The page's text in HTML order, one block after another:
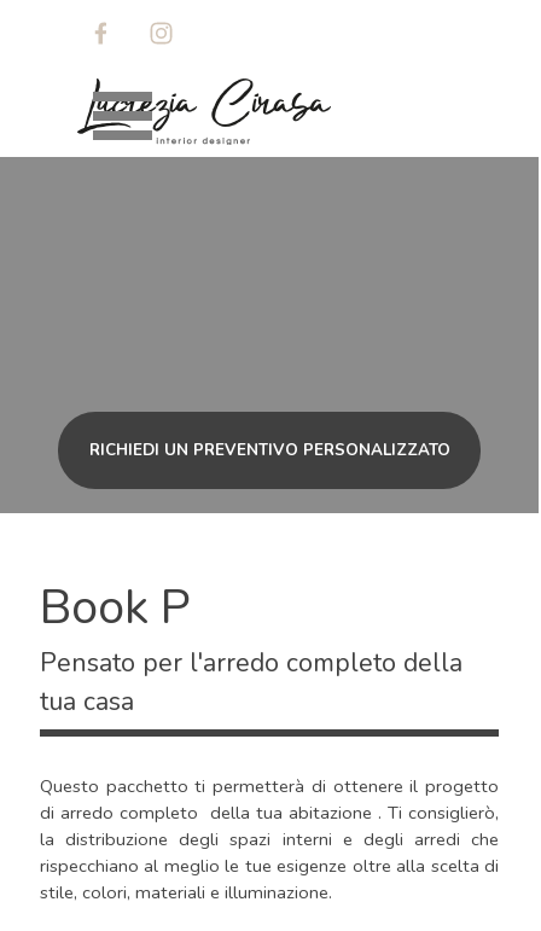
RICHIEDI UN PREVENTIVO PERSONALIZZATO
Book P
Pensato per l'arredo completo della
tua casa
Questo pacchetto ti permetterà di ottenere il progetto
di arredo completo della tua abitazione . Ti consiglierò,
la distribuzione degli spazi interni e degli arredi che
rispecchiano al meglio le tue esigenze oltre alla scelta di
stile, colori, materiali e illuminazione.